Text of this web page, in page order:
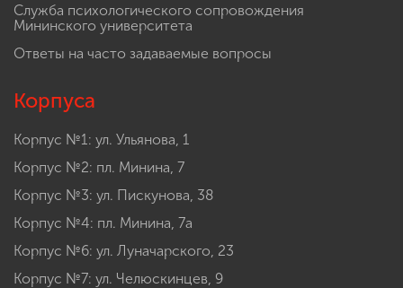
Служба психологического сопровождения
Мининского университета
Ответы на часто задаваемые вопросы
Корпуса
Корпус №1: ул. Ульянова, 1
Корпус №2: пл. Минина, 7
Корпус №3: ул. Пискунова, 38
Корпус №4: пл. Минина, 7а
Корпус №6: ул. Луначарского, 23
Корпус №7: ул. Челюскинцев, 9